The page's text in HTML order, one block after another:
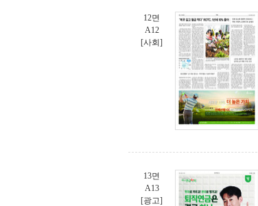
12면
A12
[사회]
13면
A13
[광고]